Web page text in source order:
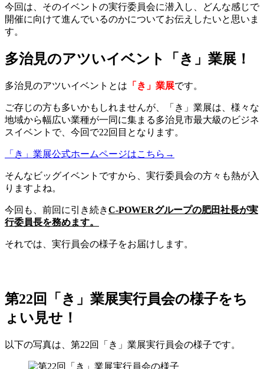
今回は、そのイベントの実行委員会に潜入し、どんな感じで
開催に向けて進んでいるのかについてお伝えしたいと思いま
す。
多治見のアツいイベント「き」業展！
多治見のアツいイベントとは 「き」業展です。
ご存じの方も多いかもしれませんが、「き」業展は、様々な
地域から幅広い業種が一同に集まる多治見市最大級のビジネ
スイベントで、今回で22回目となります。
「き」業展公式ホームページはこちら→
そんなビッグイベントですから、実行委員会の方々も熱が入
りますよね。
今回も、前回に引き続きC-POWERグループの肥田社長が実
行委員長を務めます。
それでは、実行員会の様子をお届けします。
第22回「き」業展実行員会の様子をち
ょい見せ！
以下の写真は、第22回「き」業展実行員会の様子です。